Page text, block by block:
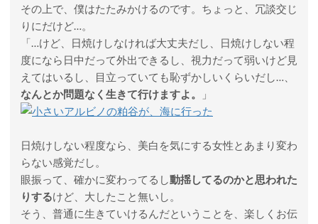
その上で、僕はたたみかけるのです。ちょっと、冗談交じ
りにだけど…。
「…けど、日焼けしなければ大丈夫だし、日焼けしない程
度になら日中だって外出できるし、視力だって弱いけど見
えてはいるし、目立っていても恥ずかしいくらいだし…、
なんとか問題なく生きて行けますよ。
」
日焼けしない程度なら、美白を気にする女性とあまり変わ
らない感覚だし。
眼振って、確かに変わってるし動揺してるのかと思われた
りするけど、大したこと無いし。
そう、普通に生きていけるんだということを、楽しくお伝